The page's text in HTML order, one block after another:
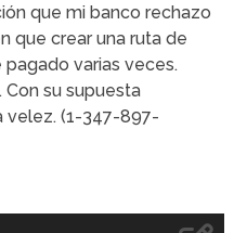
que mi banco rechazo
que crear una ruta de
pagado varias veces.
su supuesta
velez. (1-347-897-